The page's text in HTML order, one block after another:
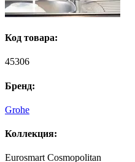
Код товара:
45306
Бренд:
Grohe
Коллекция:
Eurosmart Cosmopolitan